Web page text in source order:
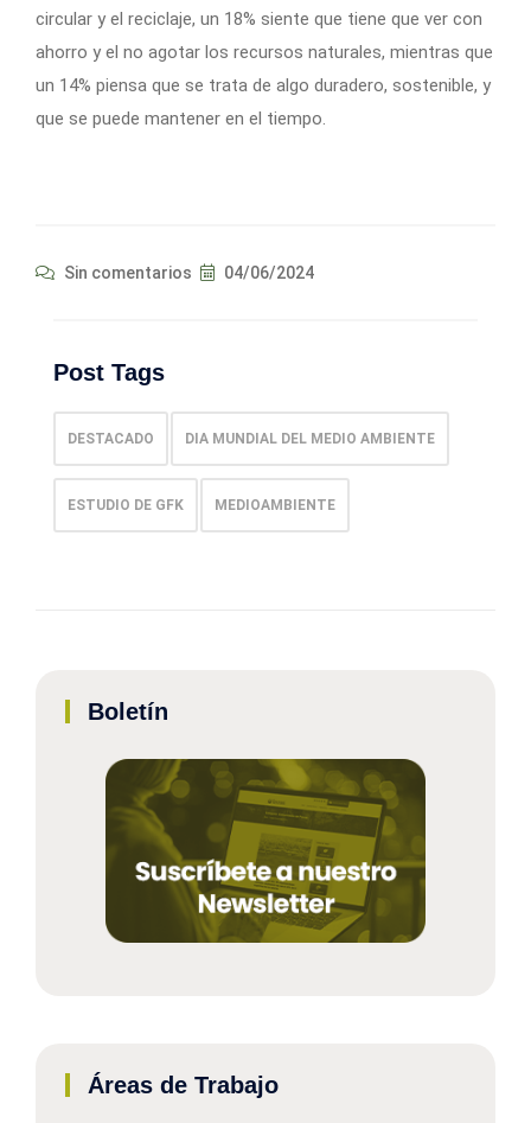
circular y el reciclaje, un 18% siente que tiene que ver con
ahorro y el no agotar los recursos naturales, mientras que
un 14% piensa que se trata de algo duradero, sostenible, y
que se puede mantener en el tiempo.
Sin comentarios 04/06/2024
Post Tags
DESTACADO DIA MUNDIAL DEL MEDIO AMBIENTE
ESTUDIO DE GFK MEDIOAMBIENTE
Boletín
Áreas de Trabajo